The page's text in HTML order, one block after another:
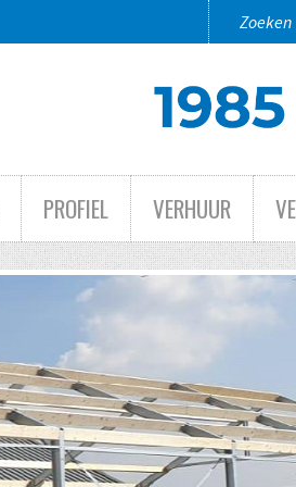
PROFIEL VERHUUR